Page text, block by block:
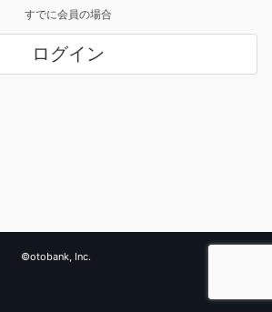
すでに会員の場合
ログイン
©otobank, Inc.